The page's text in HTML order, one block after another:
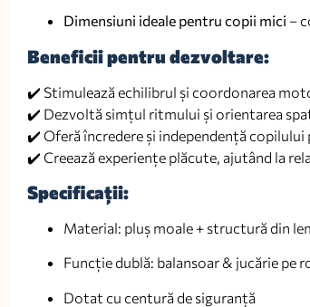
Dimensiuni ideale pentru copii mici –
Beneficii pentru dezvoltare:
✔️ Stimulează echilibrul și coordonarea
✔️ Dezvoltă simțul ritmului și orientarea
✔️ Oferă încredere și independență copilului
✔️ Creează experiențe plăcute, ajutând la
Specificații:
Material: pluș moale + structură din
Funcție dublă: balansoar & jucărie pe
Dotat cu centură de siguranță